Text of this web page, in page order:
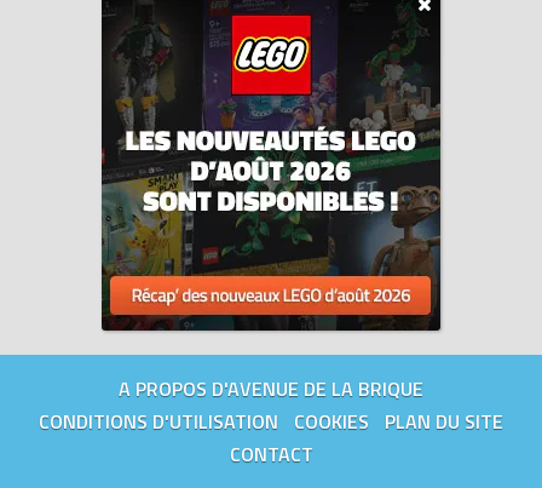
A PROPOS D'AVENUE DE LA BRIQUE
CONDITIONS D'UTILISATION
COOKIES
PLAN DU SITE
CONTACT